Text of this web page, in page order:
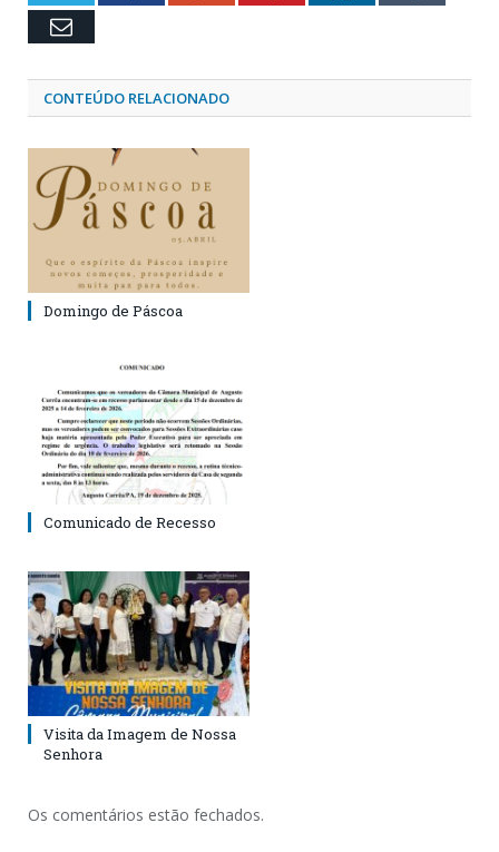
Email
CONTEÚDO RELACIONADO
Domingo de Páscoa
Comunicado de Recesso
Visita da Imagem de Nossa
Senhora
Os comentários estão fechados.